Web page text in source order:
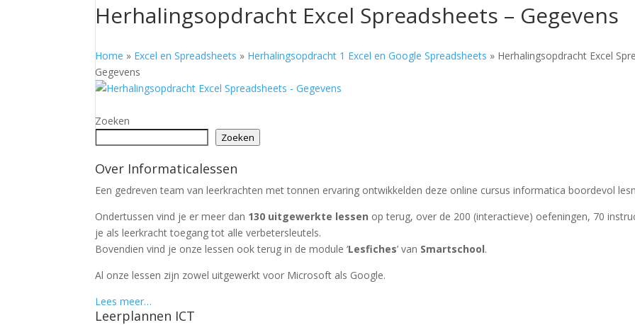
Herhalingsopdracht Excel Spreadsheets – Gegevens
Home » Excel en Spreadsheets » Herhalingsopdracht 1 Excel en Google Spreadsheets » Herhalingsopdracht Excel
Gegevens
Zoeken
Zoeken
Over Informaticalessen
Een gedreven team van leerkrachten met tonnen ervaring ontwikkelden deze online cursus informatica boordevol
Ondertussen vind je er meer dan 130 uitgewerkte lessen op terug, over de 200 (interactieve) oefeningen, 70
je als leerkracht toegang tot alle verbetersleutels.
Bovendien vind je onze lessen ook terug in de module ‘Lesfiches’ van Smartschool.
Al onze lessen zijn zowel uitgewerkt voor Microsoft als Google.
Lees meer…
Leerplannen ICT